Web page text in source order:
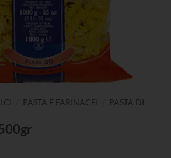
PASTA E FARINACEI
PASTA DI